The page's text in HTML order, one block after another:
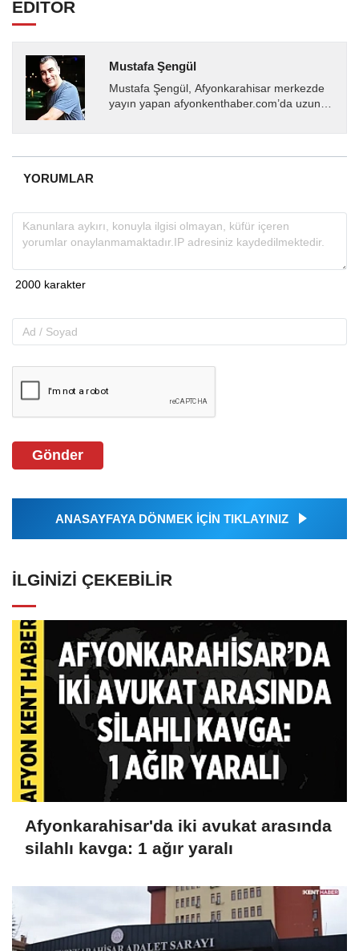
EDİTÖR
Mustafa Şengül
Mustafa Şengül, Afyonkarahisar merkezde
yayın yapan afyonkenthaber.com’da uzun
almakta, haber akışı...
YORUMLAR
Gönder
ANASAYFAYA DÖNMEK İÇİN TIKLAYINIZ
İLGINIZI ÇEKEBILIR
Afyonkarahisar'da iki avukat arasında
silahlı kavga: 1 ağır yaralı